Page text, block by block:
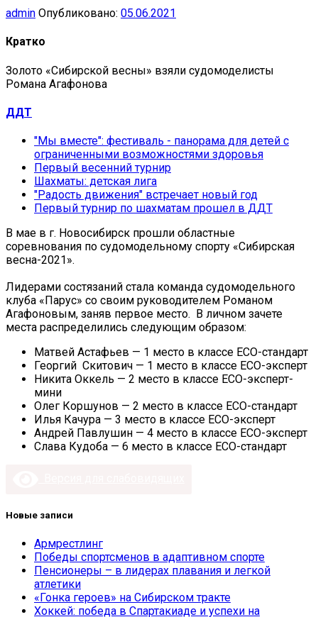
admin Опубликовано: 05.06.2021
Кратко
Золото «Сибирской весны» взяли судомоделисты
Романа Агафонова
ДДТ
"Мы вместе": фестиваль - панорама для детей с
ограниченными возможностями здоровья
Первый весенний турнир
Шахматы: детская лига
"Радость движения" встречает новый год
Первый турнир по шахматам прошел в ДДТ
В мае в г. Новосибирск прошли областные
соревнования по судомодельному спорту «Сибирская
весна-2021».
Лидерами состязаний стала команда судомодельного
клуба «Парус» со своим руководителем Романом
Агафоновым, заняв первое место. В личном зачете
места распределились следующим образом:
Матвей Астафьев — 1 место в классе ECO-стандарт
Георгий Скитович — 1 место в классе ECO-эксперт
Никита Оккель — 2 место в классе ECO-эксперт-
мини
Олег Коршунов — 2 место в классе ECO-стандарт
Илья Качура — 3 место в классе ECO-эксперт
Андрей Павлушин — 4 место в классе ECO-эксперт
Слава Кудоба — 6 место в классе ECO-стандарт
Новые записи
Армрестлинг
Победы спортсменов в адаптивном спорте
Пенсионеры – в лидерах плавания и легкой
атлетики
«Гонка героев» на Сибирском тракте
Хоккей: победа в Спартакиаде и успехи на